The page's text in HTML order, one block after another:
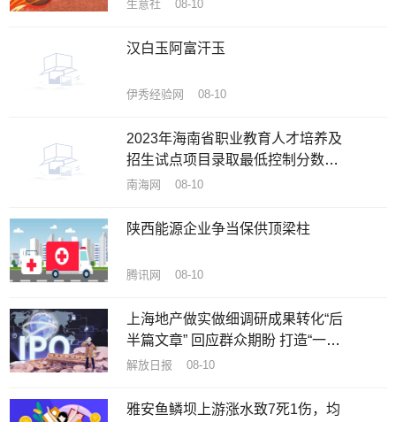
生意社 08-10
汉白玉阿富汗玉
伊秀经验网 08-10
2023年海南省职业教育人才培养及
招生试点项目录取最低控制分数线
公布
南海网 08-10
陕西能源企业争当保供顶梁柱
腾讯网 08-10
上海地产做实做细调研成果转化“后
半篇文章” 回应群众期盼 打造“一流
公园”
解放日报 08-10
雅安鱼鳞坝上游涨水致7死1伤，均